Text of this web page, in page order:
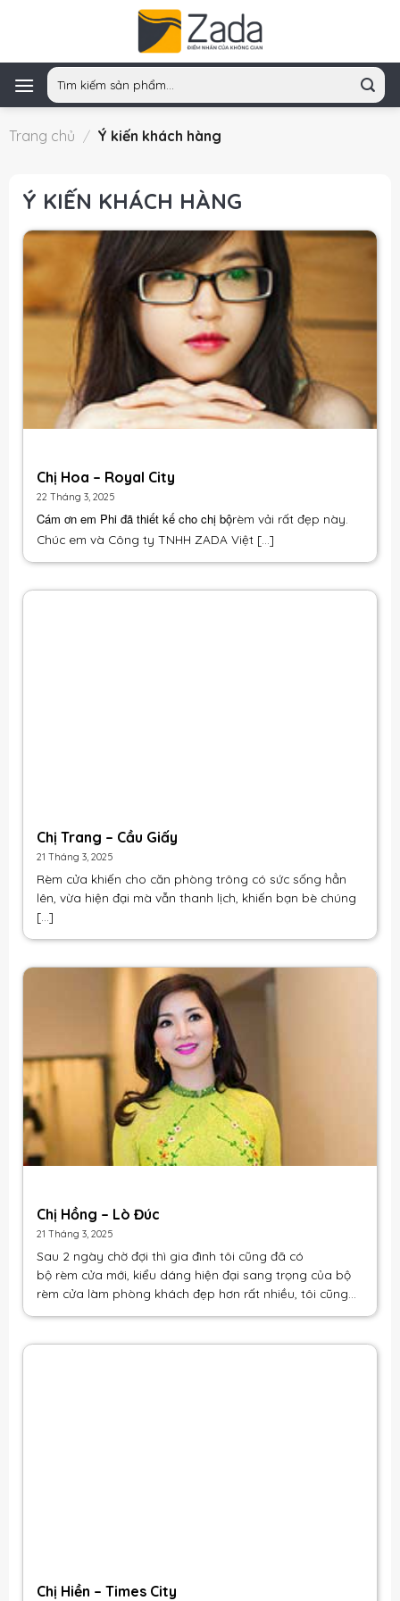
Tìm
kiếm:
Trang chủ / Ý kiến khách hàng
Ý KIẾN KHÁCH HÀNG
Chị Hoa – Royal City
22 Tháng 3, 2025
Cám ơn em Phi đã thiết kế cho chị bộrèm vải rất đẹp này.
Chúc em và Công ty TNHH ZADA Việt [...]
Chị Trang – Cầu Giấy
21 Tháng 3, 2025
Rèm cửa khiến cho căn phòng trông có sức sống hẳn
lên, vừa hiện đại mà vẫn thanh lịch, khiến bạn bè chúng
[...]
Chị Hồng – Lò Đúc
21 Tháng 3, 2025
Sau 2 ngày chờ đợi thì gia đình tôi cũng đã có
bộ rèm cửa mới, kiểu dáng hiện đại sang trọng của bộ
rèm cửa làm phòng khách đẹp hơn rất nhiều, tôi cũng
Chị Hiền – Times City